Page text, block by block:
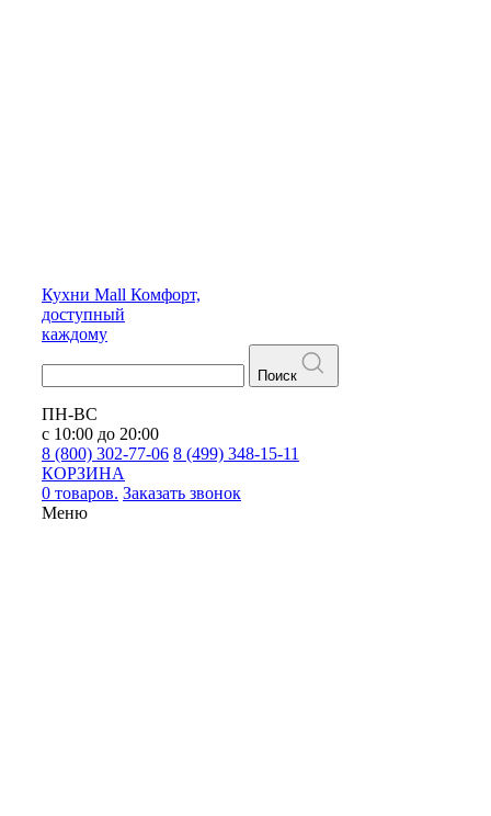
Кухни Mall Комфорт,
доступный
каждому
Поиск
ПН-ВС
с 10:00 до 20:00
8 (800) 302-77-06 8 (499) 348-15-11
КОРЗИНА
0 товаров. Заказать звонок
Меню